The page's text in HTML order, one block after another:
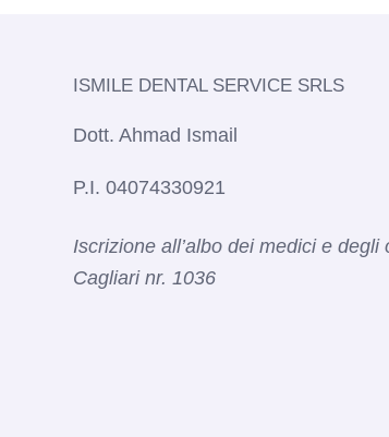
ISMILE DENTAL SERVICE SRLS​
Dott. Ahmad Ismail
P.I. 04074330921
Iscrizione all’albo dei medici e degli
Cagliari nr. 1036​